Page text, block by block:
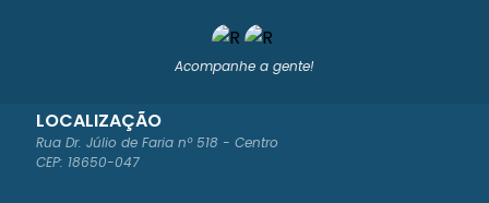
Acompanhe a gente!
LOCALIZAÇÃO
Rua Dr. Júlio de Faria nº 518 - Centro
CEP: 18650-047